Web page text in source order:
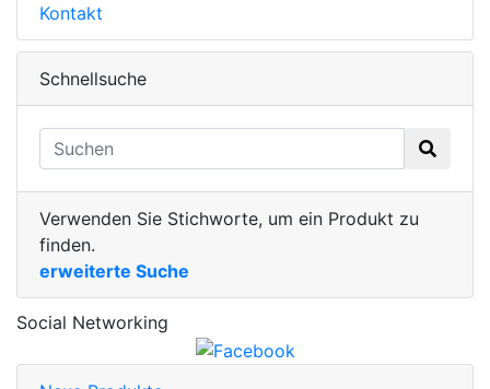
Kontakt
Schnellsuche
Verwenden Sie Stichworte, um ein Produkt zu
finden.
erweiterte Suche
Social Networking